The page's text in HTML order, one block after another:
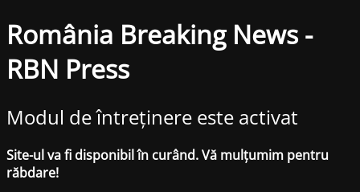
România Breaking News -
RBN Press
Modul de întreținere este activat
Site-ul va fi disponibil în curând. Vă mulțumim pentru
răbdare!